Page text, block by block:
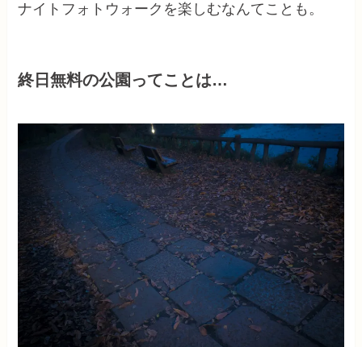
ナイトフォトウォークを楽しむなんてことも。
終日無料の公園ってことは…